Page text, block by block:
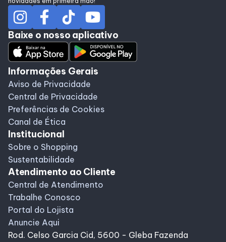
Baixe o nosso aplicativo
Informações Gerais
Aviso de Privacidade
Central de Privacidade
Preferências de Cookies
Canal de Ética
Institucional
Sobre o Shopping
Sustentabilidade
Atendimento ao Cliente
Central de Atendimento
Trabalhe Conosco
Portal do Lojista
Anuncie Aqui
Rod. Celso Garcia Cid, 5600 - Gleba Fazenda